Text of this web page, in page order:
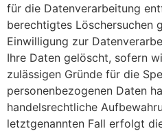
für die Datenverarbeitung
berechtigtes Löschersuchen
Einwilligung zur
Ihre Daten gelöscht, sofern
zulässigen Gründe für die
personenbezogenen Daten
handelsrechtliche
letztgenannten Fall erfolgt